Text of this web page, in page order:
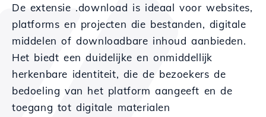
De extensie .download is ideaal voor websites,
platforms en projecten die bestanden, digitale
middelen of downloadbare inhoud aanbieden.
Het biedt een duidelijke en onmiddellijk
herkenbare identiteit, die de bezoekers de
bedoeling van het platform aangeeft en de
toegang tot digitale materialen